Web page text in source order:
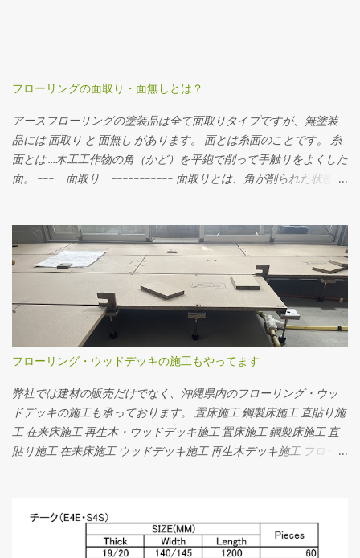
フローリングの面取り・面無しとは？
アースフローリングの塗装品は全て面取りタイプですが、無塗装
品には 面取り と 面無し があります。 面とは糸面のことです。 糸
面とは …木工工作物の角（かど）を平鉋で削って手触りをよくした
面。 --- 面取り ----------- 面取りとは、角が削られた状態。
ます。 --- 面無し ----------- 面無しとは、角がそのままの状
態。 フローリングを並べると隙間がありません。横から見るとこ
んな感じ。 角がそのまま残っています。 面無しの無垢フローリン
グを施工するときは、まずはお部屋全体にフローリングを貼り、
貼り終わった後発生した目違いをなくすために、ドラムサンダー
やディスクサンダーでフローリングの表面を研磨して平らにした
後、それぞれの好みの塗装で仕上げます。 日本では一般的に面取
りのフローリングが好まれているようです。 一方で海外や、沖縄
では面無しのフローリングが多く使われています。 お問い合わせ
｜アースフローリング
フローリング・ウッドデッキの施工もやってます
弊社では建材の販売だけでなく、沖縄県内のフローリング・ウッ
ドデッキの施工も承っております。 置床施工 鋼製床施工 直貼り施
工 在来床施工 再生木・ウッドデッキ施工 置床施工 鋼製床施工 直
貼り施工 在来床施工 ウッドデッキ施工 再生木デッキ施工 フローリ